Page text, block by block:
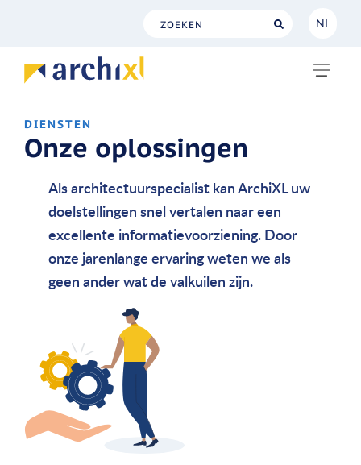
NL
DIENSTEN
Onze oplossingen
Als architectuurspecialist kan ArchiXL uw
doelstellingen snel vertalen naar een
excellente informatievoorziening. Door
onze jarenlange ervaring weten we als
geen ander wat de valkuilen zijn.